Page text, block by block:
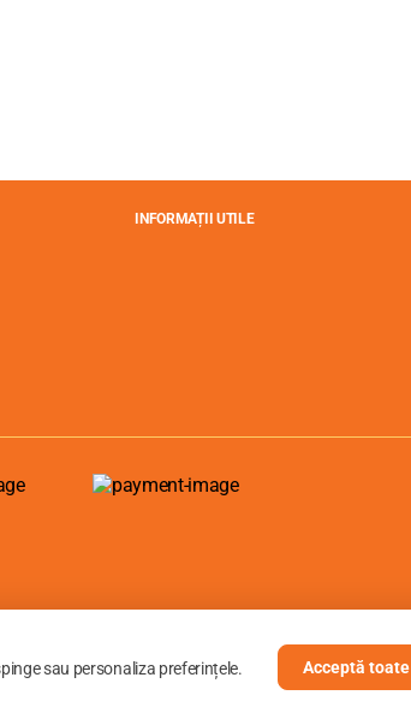
INFORMAȚII UTILE
sau personaliza preferințele.
Acceptă toate